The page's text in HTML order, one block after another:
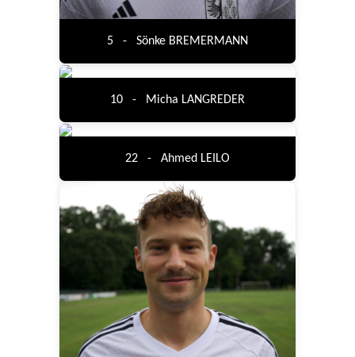
5 - Sönke BREMERMANN
10 - Micha LANGREDER
22 - Ahmed LEILO